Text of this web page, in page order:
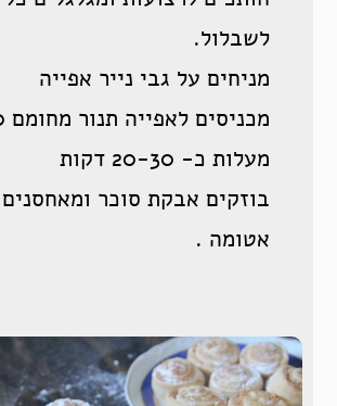
לשבלול.
מניחים על גבי נייר אפייה
מעלות כ- 20-30 דקות
בוזקים אבקת סוכר
אטומה .